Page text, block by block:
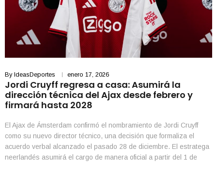
By IdeasDeportes enero 17, 2026
Jordi Cruyff regresa a casa: Asumirá la
dirección técnica del Ajax desde febrero y
firmará hasta 2028
El Ajax de Ámsterdam confirmó el nombramiento de Jordi Cruyff
como su nuevo director técnico, una decisión que formaliza el
acuerdo verbal alcanzado el pasado 28 de diciembre. El estratega
neerlandés asumirá el cargo de manera oficial a partir del 1 de